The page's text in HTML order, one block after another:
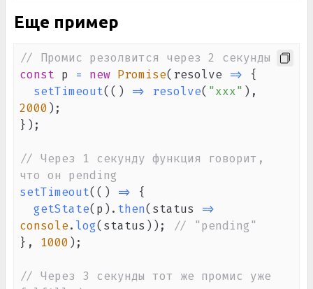
Еще пример
// Промис резолвится через 2 секунды
const p = new Promise( resolve =>
{
setTimeout(( ) => resolve( "xxx" ) ,
2000) ;
} ) ;
// Через 1 секунду функция говорит,
что он pending
setTimeout(( ) =>
{
getState(p ) . then(status
=>
console. log(status ) ) ;
// "pending"
} , 1000) ;
// Через 3 секунды тот же промис уже